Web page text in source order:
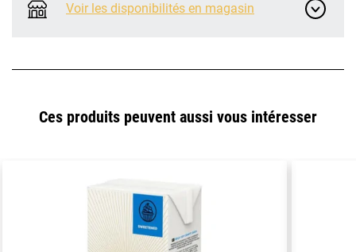
Voir les disponibilités en magasin
Ces produits peuvent aussi vous intéresser